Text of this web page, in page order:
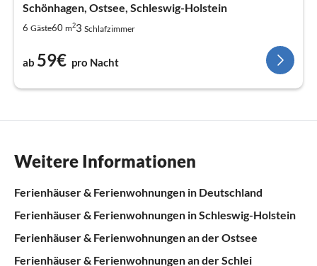
Schönhagen, Ostsee, Schleswig-Holstein
6 Gäste60 m23 Schlafzimmer
ab 59€ pro Nacht
Weitere Informationen
Ferienhäuser & Ferienwohnungen in Deutschland
Ferienhäuser & Ferienwohnungen in Schleswig-Holstein
Ferienhäuser & Ferienwohnungen an der Ostsee
Ferienhäuser & Ferienwohnungen an der Schlei